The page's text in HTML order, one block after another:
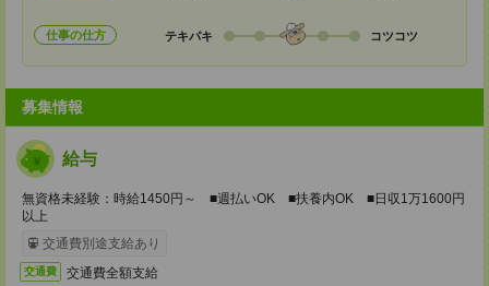
仕事の仕方 テキパキ コツコツ
募集情報
給与
無資格未経験：時給1450円～ ■週払いOK ■扶養内OK ■日収1万1600円
以上
交通費別途支給あり
交通費 交通費全額支給